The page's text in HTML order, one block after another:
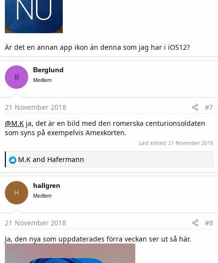
Är det en annan app ikon än denna som jag har i iOS12?
B
Berglund
Medlem
21 November 2018
#7
@M.K ja, det är en bild med den romerska centurionsoldaten
som syns på exempelvis Amexkorten.
Last edited: 21 November 2018
R
a
c
i
o
:
M.K and Hafermann
H
hallgren
Medlem
21 November 2018
#8
Ja, den nya som uppdaterades förra veckan ser ut så här.